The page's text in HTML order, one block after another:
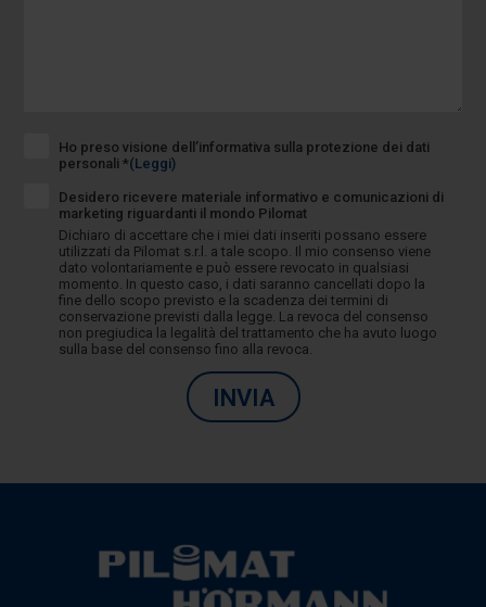
Ho preso visione dell’informativa sulla protezione dei dati
personali *(Leggi)
Desidero ricevere materiale informativo e comunicazioni di
marketing riguardanti il mondo Pilomat
Dichiaro di accettare che i miei dati inseriti possano essere
utilizzati da Pilomat s.r.l. a tale scopo. Il mio consenso viene
dato volontariamente e può essere revocato in qualsiasi
momento. In questo caso, i dati saranno cancellati dopo la
fine dello scopo previsto e la scadenza dei termini di
conservazione previsti dalla legge. La revoca del consenso
non pregiudica la legalità del trattamento che ha avuto luogo
sulla base del consenso fino alla revoca.
INVIA